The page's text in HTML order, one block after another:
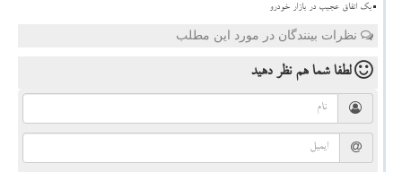
بک اتفاق عجیب در بازار خودرو
نظرات بینندگان در مورد این مطلب
لطفا شما همنظر دهید